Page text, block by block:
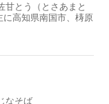
甘とう（とさあまと
に高知県南国市、梼原
なそば